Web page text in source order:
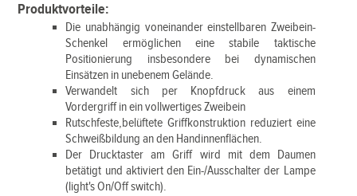
Produktvorteile:
Die unabhängig voneinander einstellbaren Zweibein-
Schenkel ermöglichen eine stabile taktische
Positionierung insbesondere bei dynamischen
Einsätzen in unebenem Gelände.
Verwandelt sich per Knopfdruck aus einem
Vordergriff in ein vollwertiges Zweibein
Rutschfeste,belüftete Griffkonstruktion reduziert eine
Schweißbildung an den Handinnenflächen.
Der Drucktaster am Griff wird mit dem Daumen
betätigt und aktiviert den Ein-/Ausschalter der Lampe
(light's On/Off switch).